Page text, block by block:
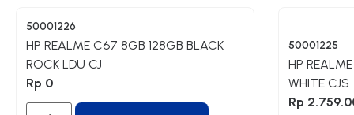
50001226
HP REALME C67 8GB 128GB BLACK
ROCK LDU CJ
Rp 0
50001225
HP
WHITE CJS
Rp